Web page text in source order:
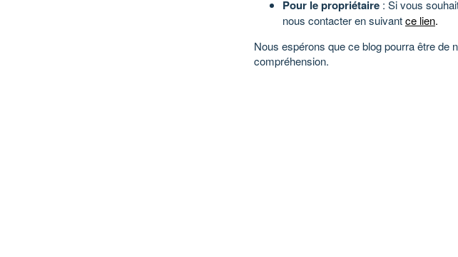
Pour le propriétaire : Si vous
nous contacter en suivantce lien.
Nous espérons que ce blog pourra être de
compréhension.